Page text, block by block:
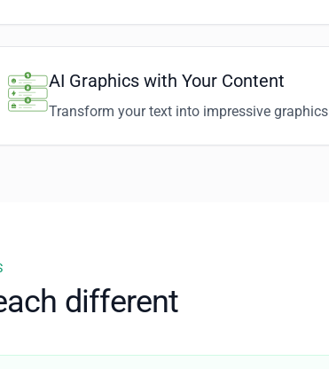
AI Graphics with Your Content
Transform your text into impressive graphics
different